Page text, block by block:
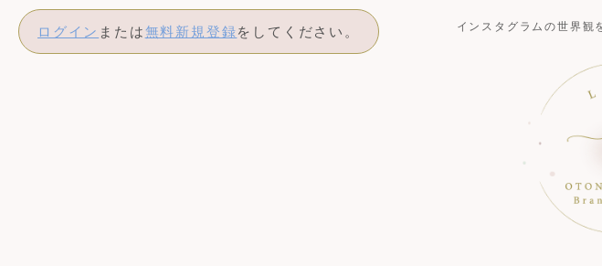
ログイン または無料新規登録をしてください。 インスタグラムの世界観